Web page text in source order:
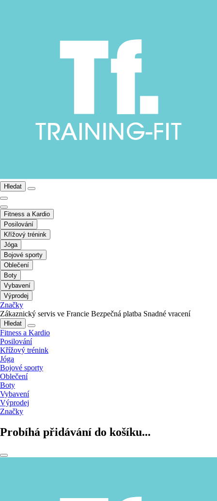
Hledat
Fitness a Kardio
Posilování
Křížový trénink
Jóga
Bojové sporty
Oblečení
Boty
Vybavení
Výprodej
Značky
Zákaznický servis ve Francie Bezpečná platba Snadné vracení
Hledat
Fitness a Kardio
Posilování
Křížový trénink
Jóga
Bojové sporty
Oblečení
Boty
Vybavení
Výprodej
Značky
Probíhá přidávání do košíku...